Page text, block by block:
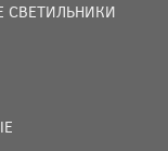
СВЕТИЛЬНИКИ